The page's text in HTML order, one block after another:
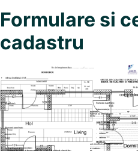
Formulare si
cadastru